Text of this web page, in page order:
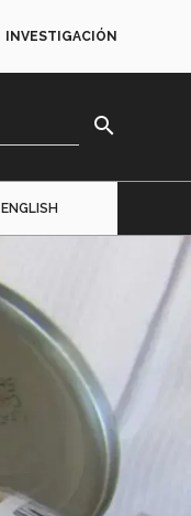
INVESTIGACIÓN
search
ENGLISH